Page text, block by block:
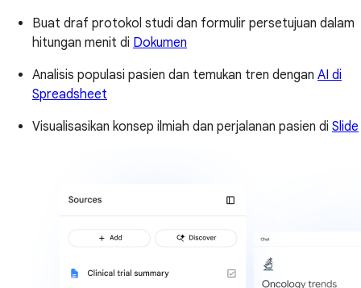
Buat draf protokol studi dan formulir persetujuan dalam
hitungan menit di Dokumen
Analisis populasi pasien dan temukan tren dengan AI di
Spreadsheet
Visualisasikan konsep ilmiah dan perjalanan pasien di Slide